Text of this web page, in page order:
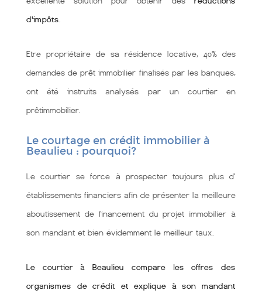
d'impôts
Etre propriétaire de sa résidence locative, 40% des
demandes de prêt immobilier finalisés par les banques,
ont été instruits analysés par un courtier en
prêtimmobilier.
Le courtage en crédit immobilier à
Beaulieu : pourquoi?
Le courtier se force à prospecter toujours plus d'
établissements financiers afin de présenter la meilleure
aboutissement de financement du projet immobilier à
son mandant et bien évidemment le meilleur taux.
Le courtier à Beaulieu compare les offres des
organismes de crédit et explique à son mandant